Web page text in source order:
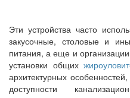
Эти устройства часто
закусочные, столовые и
питания, а еще и
установки общих
архитектурных
доступности